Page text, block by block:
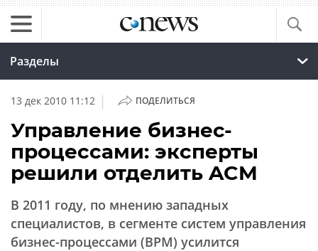
Разделы
13 дек 2010 11:12 | ПОДЕЛИТЬСЯ
Управление бизнес-
процессами: эксперты
решили отделить ACM
В 2011 году, по мнению западных
специалистов, в сегменте систем управления
бизнес-процессами (BPM) усилится